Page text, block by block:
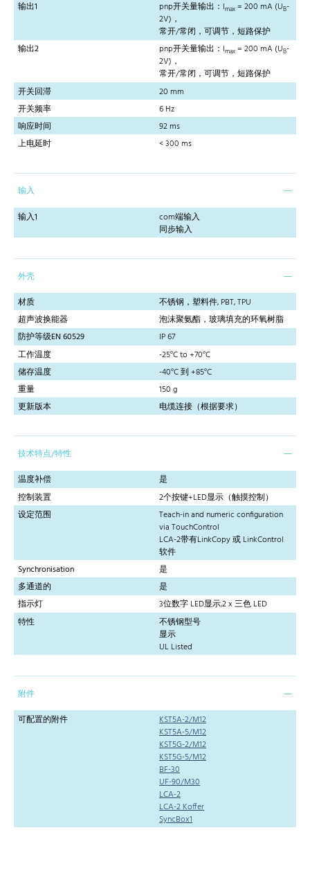
输出1 pnp开关量输出：Imax = 200 mA (UB-
2V)，
常开/常闭，可调节，短路保护
输出2
pnp开关量输出：Imax = 200 mA (UB-
2V)，
常开/常闭，可调节，短路保护
开关回滞
20 mm
开关频率
6 Hz
响应时间
92 ms
上电延时
< 300 ms
输入
输入1
com端输入
同步输入
外壳
材质
不锈钢，塑料件, PBT, TPU
超声波换能器
泡沫聚氨酯，玻璃填充的环氧树脂
防护等级EN 60529
IP 67
工作温度
-25°C to +70°C
储存温度
-40°C 到 +85°C
重量
150 g
更新版本
电缆连接（根据要求）
技术特点/特性
温度补偿
是
控制装置
2个按键+LED显示（触摸控制）
设定范围
Teach-in and numeric configuration
via TouchControl
LCA-2带有LinkCopy 或 LinkControl
软件
Synchronisation
是
多通道的
是
指示灯
3位数字 LED显示,2 x 三色 LED
特性
不锈钢型号
显示
UL Listed
附件
可配置的附件
KST5A-2/M12
KST5A-5/M12
KST5G-2/M12
KST5G-5/M12
BF-30
UF-90/M30
LCA-2
LCA-2 Koffer
SyncBox1